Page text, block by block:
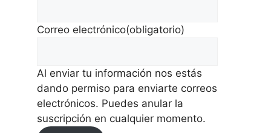
Correo electrónico(obligatorio)
Al enviar tu información nos estás
dando permiso para enviarte correos
electrónicos. Puedes anular la
suscripción en cualquier momento.